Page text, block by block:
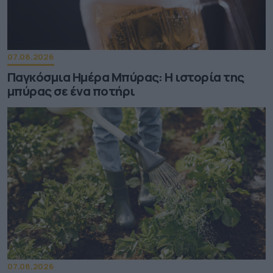
07.08.2026
Παγκόσμια Ημέρα Μπύρας: Η ιστορία της
μπύρας σε ένα ποτήρι
07.08.2026